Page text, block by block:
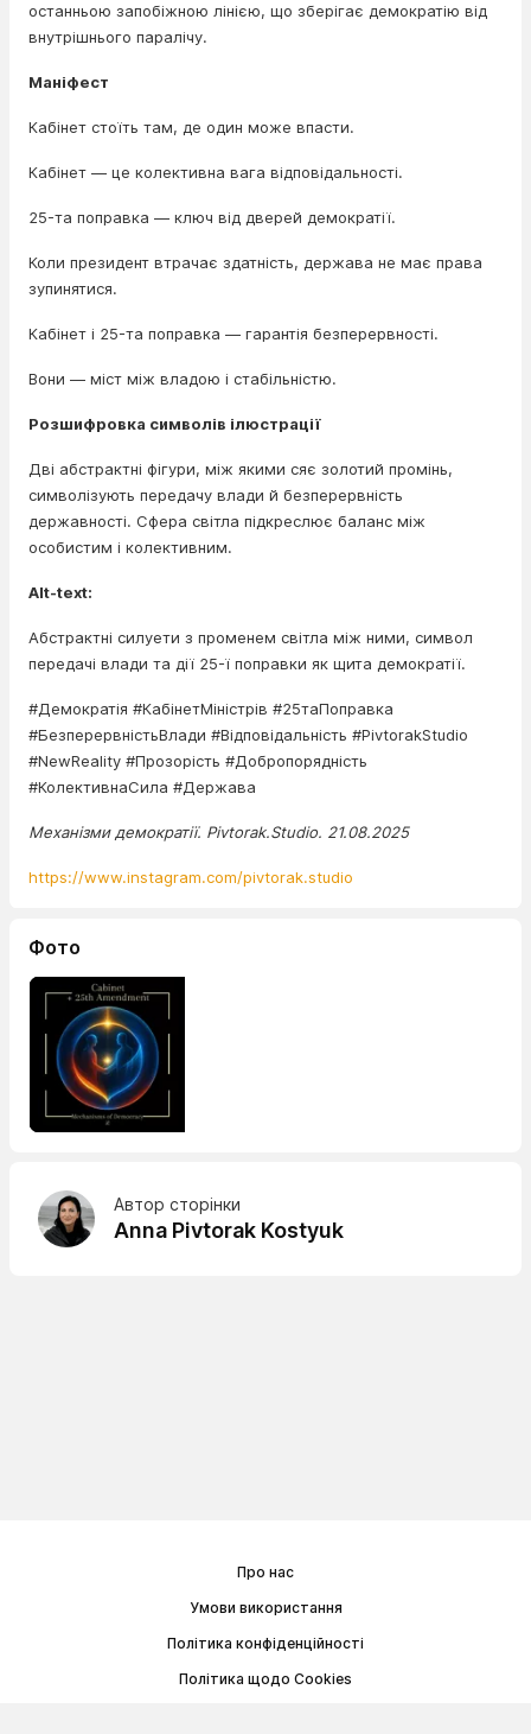
останньою запобіжною лінією, що зберігає демократію від
внутрішнього паралічу.
Маніфест
Кабінет стоїть там, де один може впасти.
Кабінет — це колективна вага відповідальності.
25-та поправка — ключ від дверей демократії.
Коли президент втрачає здатність, держава не має права
зупинятися.
Кабінет і 25-та поправка — гарантія безперервності.
Вони — міст між владою і стабільністю.
Розшифровка символів ілюстрації
Дві абстрактні фігури, між якими сяє золотий промінь,
символізують передачу влади й безперервність
державності. Сфера світла підкреслює баланс між
особистим і колективним.
Alt-text:
Абстрактні силуети з променем світла між ними, символ
передачі влади та дії 25-ї поправки як щита демократії.
#Демократія #КабінетМіністрів #25таПоправка
#БезперервністьВлади #Відповідальність #PivtorakStudio
#NewReality #Прозорість #Добропорядність
#КолективнаСила #Держава
Механізми демократії. Pivtorak.Studio. 21.08.2025
https://www.instagram.com/pivtorak.studio
Фото
Автор сторінки
Anna Pivtorak Kostyuk
Про нас
Умови використання
Політика конфіденційності
Політика щодо Cookies